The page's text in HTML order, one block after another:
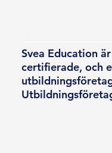
Svea Education
certifierade, och